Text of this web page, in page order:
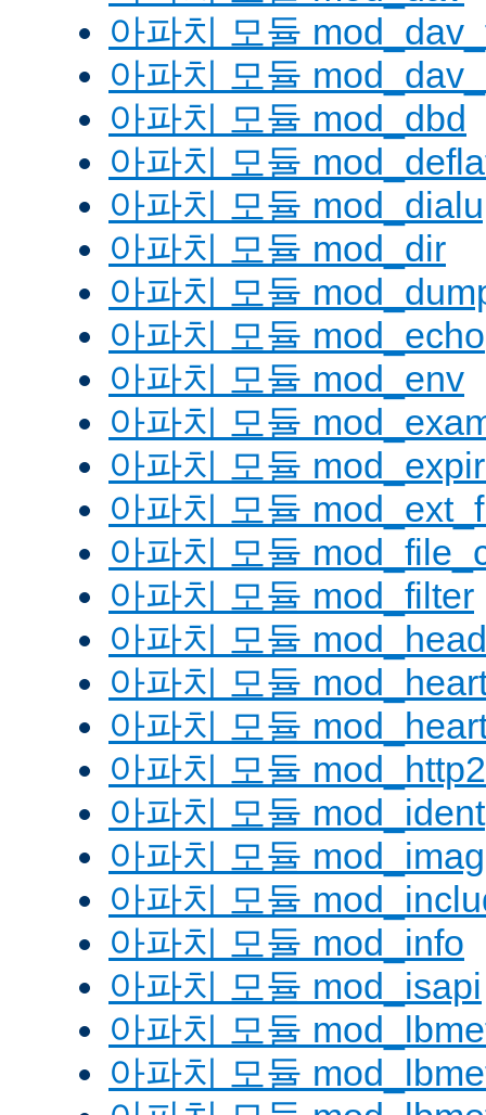
아파치 모듈
아파치 모듈
아파치 모듈 mod_dbd
아파치 모듈
아파치 모듈
아파치 모듈 mod_dir
아파치 모듈
아파치 모듈 mod_echo
아파치 모듈 mod_env
아파치 모듈
아파치 모듈
아파치 모듈
아파치 모듈
아파치 모듈 mod_filter
아파치 모듈
아파치 모듈
아파치 모듈
아파치 모듈 mod_http2
아파치 모듈 mod_ident
아파치 모듈
아파치 모듈
아파치 모듈 mod_info
아파치 모듈 mod_isapi
아파치 모듈
아파치 모듈